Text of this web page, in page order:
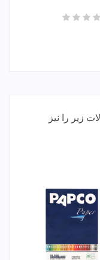
زیر را نیز